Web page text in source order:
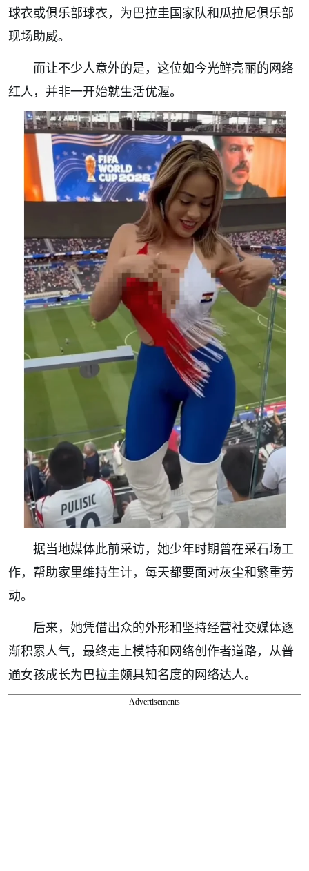
球衣或俱乐部球衣，为巴拉圭国家队和瓜拉尼俱乐部
现场助威。
而让不少人意外的是，这位如今光鲜亮丽的网络
红人，并非一开始就生活优渥。
据当地媒体此前采访，她少年时期曾在采石场工
作，帮助家里维持生计，每天都要面对灰尘和繁重劳
动。
后来，她凭借出众的外形和坚持经营社交媒体逐
渐积累人气，最终走上模特和网络创作者道路，从普
通女孩成长为巴拉圭颇具知名度的网络达人。
Advertisements